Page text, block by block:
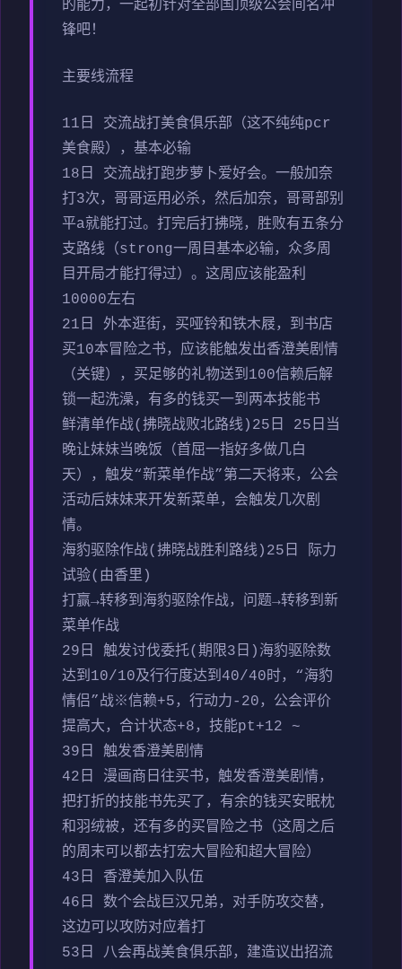
的能力，一起初针对全部国顶级公会间名冲
锋吧！
主要线流程
11日 交流战打美食俱乐部（这不纯纯pcr
美食殿），基本必输
18日 交流战打跑步萝卜爱好会。一般加奈
打3次，哥哥运用必杀，然后加奈，哥哥部别
平a就能打过。打完后打拂晓，胜败有五条分
支路线（strong一周目基本必输，众多周
目开局才能打得过）。这周应该能盈利
10000左右
21日 外本逛街，买哑铃和铁木屐，到书店
买10本冒险之书，应该能触发出香澄美剧情
（关键），买足够的礼物送到100信赖后解
锁一起洗澡，有多的钱买一到两本技能书
鲜清单作战(拂晓战败北路线)25日 25日当
晚让妹妹当晚饭（首屈一指好多做几白
天），触发“新菜单作战”第二天将来，公会
活动后妹妹来开发新菜单，会触发几次剧
情。
海豹驱除作战(拂晓战胜利路线)25日 际力
试验(由香里)
打赢→转移到海豹驱除作战，问题→转移到新
菜单作战
29日 触发讨伐委托(期限3日)海豹驱除数
达到10/10及行行度达到40/40时，“海豹
情侣”战※信赖+5，行动力-20，公会评价
提高大，合计状态+8，技能pt+12 ~
39日 触发香澄美剧情
42日 漫画商日往买书，触发香澄美剧情，
把打折的技能书先买了，有余的钱买安眠枕
和羽绒被，还有多的买冒险之书（这周之后
的周末可以都去打宏大冒险和超大冒险）
43日 香澄美加入队伍
46日 数个会战巨汉兄弟，对手防攻交替，
这边可以攻防对应着打
53日 八会再战美食俱乐部，建造议出招流